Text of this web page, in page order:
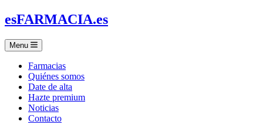
esFARMACIA.es
Menu
Farmacias
Quiénes somos
Date de alta
Hazte premium
Noticias
Contacto